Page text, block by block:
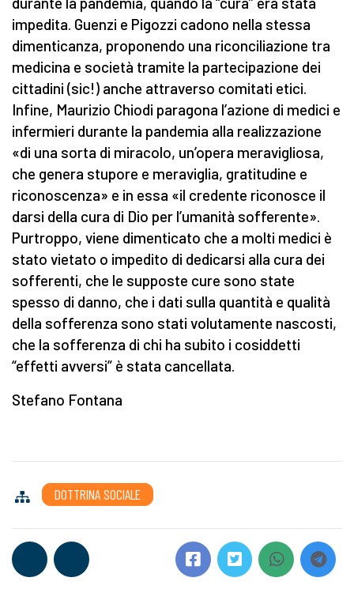
impedita. Guenzi e Pigozzi cadono nella stessa
dimenticanza, proponendo una riconciliazione tra
medicina e società tramite la partecipazione dei
cittadini (sic!) anche attraverso comitati etici.
Infine, Maurizio Chiodi paragona l’azione di medici e
infermieri durante la pandemia alla realizzazione
«di una sorta di miracolo, un’opera meravigliosa,
che genera stupore e meraviglia, gratitudine e
riconoscenza» e in essa «il credente riconosce il
darsi della cura di Dio per l’umanità sofferente».
Purtroppo, viene dimenticato che a molti medici è
stato vietato o impedito di dedicarsi alla cura dei
sofferenti, che le supposte cure sono state
spesso di danno, che i dati sulla quantità e qualità
della sofferenza sono stati volutamente nascosti,
che la sofferenza di chi ha subito i cosiddetti
“effetti avversi” è stata cancellata.
Stefano Fontana
DOTTRINA SOCIALE